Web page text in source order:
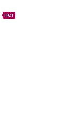
HOT